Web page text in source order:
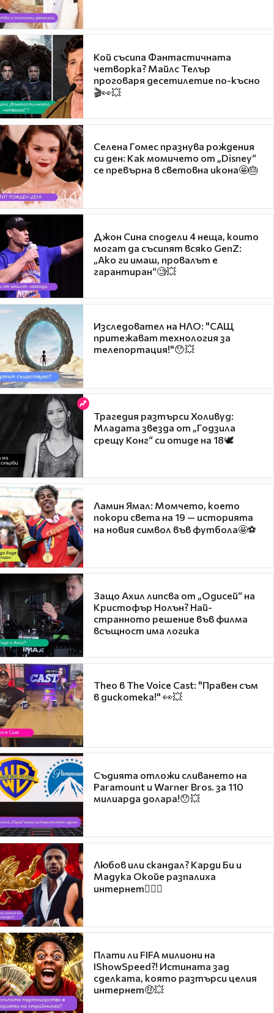
Кой съсипа Фантастичната
четворка? Майлс Телър
проговаря десетилетие по-късно
🎬👀💥
Селена Гомес празнува рождения
си ден: Как момичето от „Disney“
се превърна в световна икона🤩🎂
Джон Сина сподели 4 неща, които
могат да съсипят всяко GenZ:
„Ако ги имаш, провалът е
гарантиран“🧐💥
Изследовател на НЛО: "САЩ
притежават технология за
телепортация!"😯💥
Трагедия разтърси Холивуд:
Младата звезда от „Годзила
срещу Конг“ си отиде на 18🕊️
Ламин Ямал: Момчето, което
покори света на 19 — историята
на новия символ във футбола🤩⚽
Защо Ахил липсва от „Одисей“ на
Кристофър Нолън? Най-
странното решение във филма
всъщност има логика
Theo в The Voice Cast: "Правен съм
в дискотека!" 👀💥
Съдията отложи сливането на
Paramount и Warner Bros. за 110
милиарда долара!😯💥
Любов или скандал? Карди Би и
Мадука Окойе разпалиха
интернет❤️‍🔥🔥
Плати ли FIFA милиони на
IShowSpeed?! Истината зад
сделката, която разтърси целия
интернет🤑💥